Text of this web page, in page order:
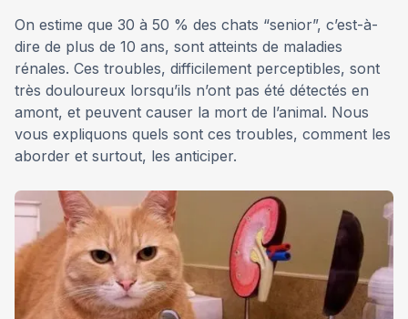
On estime que 30 à 50 % des chats “senior”, c’est-à-
dire de plus de 10 ans, sont atteints de maladies
rénales. Ces troubles, difficilement perceptibles, sont
très douloureux lorsqu’ils n’ont pas été détectés en
amont, et peuvent causer la mort de l’animal. Nous
vous expliquons quels sont ces troubles, comment les
aborder et surtout, les anticiper.